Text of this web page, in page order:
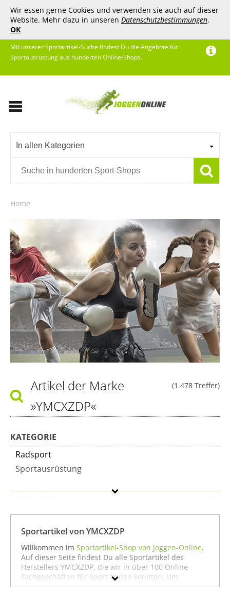
Wir essen gerne Cookies und verwenden sie auch auf dieser
Website. Mehr dazu in unseren Datenschutzbestimmungen.
OK
Mit unserer Sportartikel-Suche findest Du die Angebote für
Sportausrüstung aus hunderten Online-Shops.
In allen Kategorien
Home
(1.478 Treffer)
Artikel der Marke
»YMCXZDP«
KATEGORIE
Radsport
Sportausrüstung
Preis
Farbe
Sportartikel von YMCXZDP
Willkommen im Sportartikel-Shop von Joggen-Online.
Auf dieser Seite findest Du alle Sportartikel des
Herstellers YMCXZDP, die wir in über 100 Online-
Fachgeschäften für Sport finden konnten. Um
gezielter zu suchen, kannst Du Dich auch direkt in